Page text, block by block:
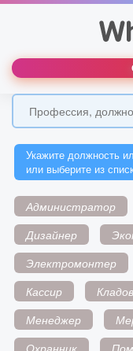
Укажите должность
или выберите из
Администратор
Дизайнер
Электромонтер
Кассир
Менеджер
Охранник